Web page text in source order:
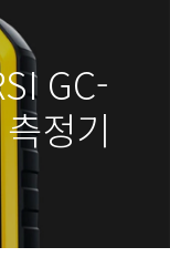
GC-
정기